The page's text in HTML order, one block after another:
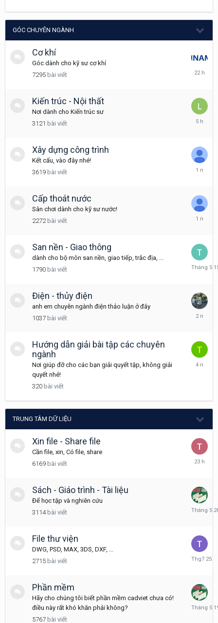
20,
2025
GÓC CHUYÊN NGÀNH
Cơ khí
Góc dành cho kỹ sư cơ khí
7295 bài viết
22
Kiến trúc - Nội thất
Nơi dành cho Kiến trúc sư
3121 bài viết
Xây dựng công trình
Kết cấu, vào đây nhé!
3619 bài viết
Tháng
2025
Cấp thoát nước
Sân chơi dành cho kỹ sư nước!
2272 bài viết
Tháng
2025
San nền - Giao thông
dành cho bộ môn san nền, giao tiếp, trắc địa, ...
1790 bài viết
Tháng
Điện - thủy điện
anh em chuyên ngành điện thảo luận ở đây
1037 bài viết
Tháng
2023
Hướng dẫn giải bài tập các chuyên
ngành
Nơi giúp đỡ cho các bạn giải quyết tập, không giải
quyết nhé!
320 bài viết
Tháng
TRUNG TÂM DỮ LIỆU
Xin file - Share file
Cần file, xin, Có file, share
6169 bài viết
23
Sách - Giáo trình - Tài liệu
Để học tập và nghiên cứu
3114 bài viết
Tháng
File thư viện
DWG, PSD, MAX, 3DS, DXF, ...
2715 bài viết
Tháng
Phần mềm
Hãy cho chúng tôi biết phần mềm cadviet chưa có!
điều này rất khó khăn phải không?
5767 bài viết
Tháng